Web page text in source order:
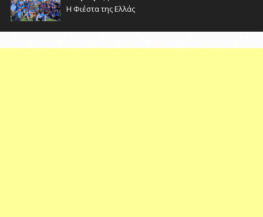
Η Φιέστα της Ελλάς